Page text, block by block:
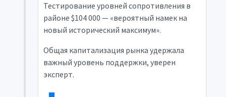
Тестирование уровней сопротивления в
районе $104 000 — «вероятный намек на
новый исторический максимум».
Общая капитализация рынка удержала
важный уровень поддержки, уверен
эксперт.